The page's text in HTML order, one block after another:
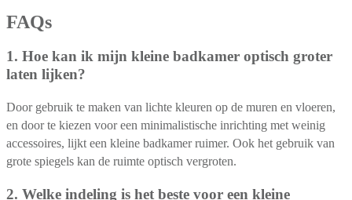
FAQs
1. Hoe kan ik mijn kleine badkamer optisch groter
laten lijken?
Door gebruik te maken van lichte kleuren op de muren en vloeren,
en door te kiezen voor een minimalistische inrichting met weinig
accessoires, lijkt een kleine badkamer ruimer. Ook het gebruik van
grote spiegels kan de ruimte optisch vergroten.
2. Welke indeling is het beste voor een kleine